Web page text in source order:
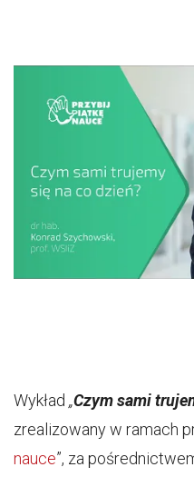
Wykład „Czym sami
zrealizowany w ramach
nauce”, za